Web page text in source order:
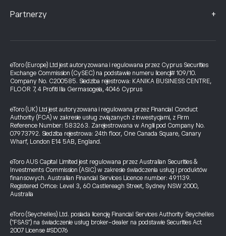
Partnerzy +
eToro (Europe) Ltd jest autoryzowana i regulowana przez Cyprus Securities
Exchange Commission (CySEC) na podstawie numeru licencji# 109/10.
Company No. C200585. Siedziba rejestrowa: KANIKA BUSINESS CENTRE,
FLOOR 7, 4 Profiti Ilia Germasogeia, 4046 Cyprus
eToro (UK) Ltd jest autoryzowana i regulowana przez Financial Conduct
Authority (FCA) w zakresie usług związanych z inwestycjami, z Firm
Reference Number: 583263. Zarejestrowana w Anglii pod Company No.
07973792. Siedziba rejestrowa: 24th floor, One Canada Square, Canary
Wharf, London E14 5AB, England.
eToro AUS Capital Limited jest regulowana przez Australian Securities &
Investments Commission (ASIC) w zakresie świadczenia usług i produktów
finansowych. Australian Financial Services Licence number: 491139.
Registered Office: Level 3, 60 Castlereagh Street, Sydney NSW 2000,
Australia
eToro (Seychelles) Ltd. posiada licencję Financial Services Authority Seychelles
("FSAS") na świadczenie usług broker-dealer na podstawie Securities Act
2007 License #SD076